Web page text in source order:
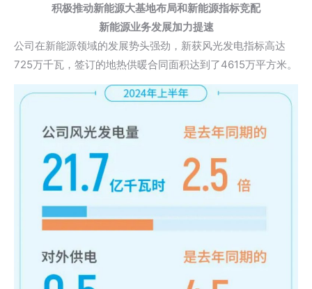
积极推动新能源大基地布局和新能源指标竞配
新能源业务发展加力提速
公司在新能源领域的发展势头强劲，新获风光发电指标高达
725万千瓦，签订的地热供暖合同面积达到了4615万平方米。